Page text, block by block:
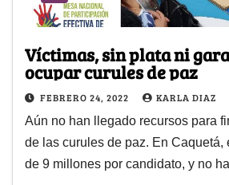
Víctimas, sin plata ni
ocupar curules de paz
FEBRERO 24, 2022 KARLA DIAZ
Aún no han llegado recursos para
de las curules de paz. En Caquetá,
de 9 millones por candidato, y no